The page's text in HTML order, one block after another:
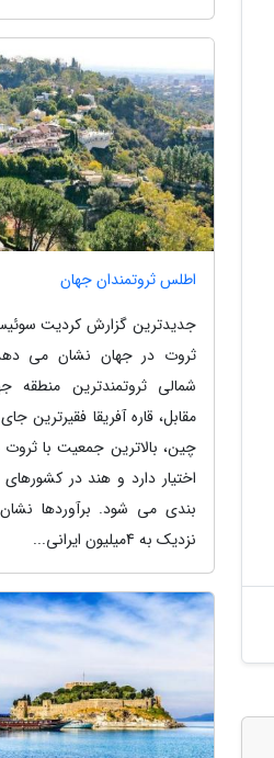
اطلس ثروتمندان جهان
جدیدترین گزارش کردیت
ثروت در جهان نشان می
شمالی ثروتمندترین منطقه
مقابل، قاره آفریقا فقیرترین
چین، بالاترین جمعیت با ثروت
اختیار دارد و هند در
بندی می شود. برآوردها
نزدیک به 4میلیون ایرانی...